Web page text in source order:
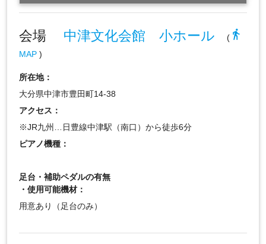
会場 中津文化会館 小ホール (directions_walk
MAP)
所在地：
大分県中津市豊田町14-38
アクセス：
※JR九州…日豊線中津駅（南口）から徒歩6分
ピアノ機種：
足台・補助ペダルの有無
・使用可能機材：
用意あり（足台のみ）